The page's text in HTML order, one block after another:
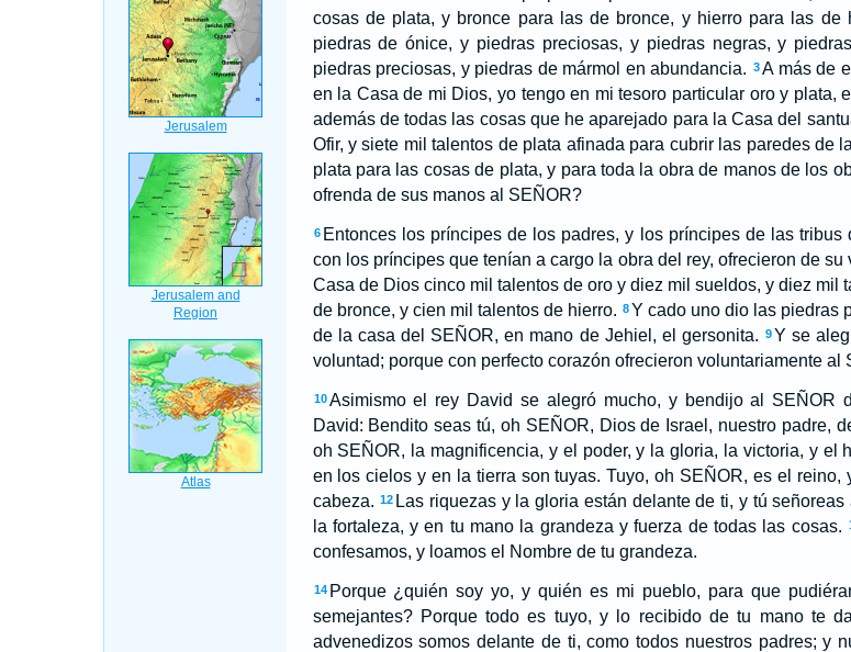
cosas de plata, y bronce para las de bronce, y hierro para las de
piedras de ónice, y piedras preciosas, y piedras negras, y
piedras preciosas, y piedras de mármol en abundancia. 3A más de
en la Casa de mi Dios, yo tengo en mi tesoro particular oro y plata,
además de todas las cosas que he aparejado para la Casa del
Ofir, y siete mil talentos de plata afinada para cubrir las paredes de
plata para las cosas de plata, y para toda la obra de manos de los
ofrenda de sus manos al SEÑOR?
6 Entonces los príncipes de los padres, y los príncipes de las
con los príncipes que tenían a cargo la obra del rey, ofrecieron de su
Casa de Dios cinco mil talentos de oro y diez mil sueldos, y diez mil
de bronce, y cien mil talentos de hierro. 8Y cado uno dio las piedras
de la casa del SEÑOR, en mano de Jehiel, el gersonita. 9Y se
voluntad; porque con perfecto corazón ofrecieron voluntariamente al
10 Asimismo el rey David se alegró mucho, y bendijo al SEÑOR
David: Bendito seas tú, oh SEÑOR, Dios de Israel, nuestro padre,
oh SEÑOR, la magnificencia, y el poder, y la gloria, la victoria, y el
en los cielos y en la tierra son tuyas. Tuyo, oh SEÑOR, es el
cabeza. 12 Las riquezas y la gloria están delante de ti, y tú
la fortaleza, y en tu mano la grandeza y fuerza de todas las cosas.
confesamos, y loamos el Nombre de tu grandeza.
14 Porque ¿quién soy yo, y quién es mi pueblo, para que
semejantes? Porque todo es tuyo, y lo recibido de tu mano te
advenedizos somos delante de ti, como todos nuestros padres; y